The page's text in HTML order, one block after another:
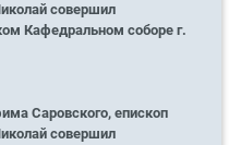
совершил
Кафедральном соборе г.
Саровского, епископ
совершил